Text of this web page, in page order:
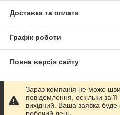
Доставка та оплата
Графік роботи
Повна версія сайту
Сайт створено на маркетплейсі
Політика конфіденційності
Зараз компанія не може
повідомлення, оскільки за
вихідний. Ваша заявка
робочий день.